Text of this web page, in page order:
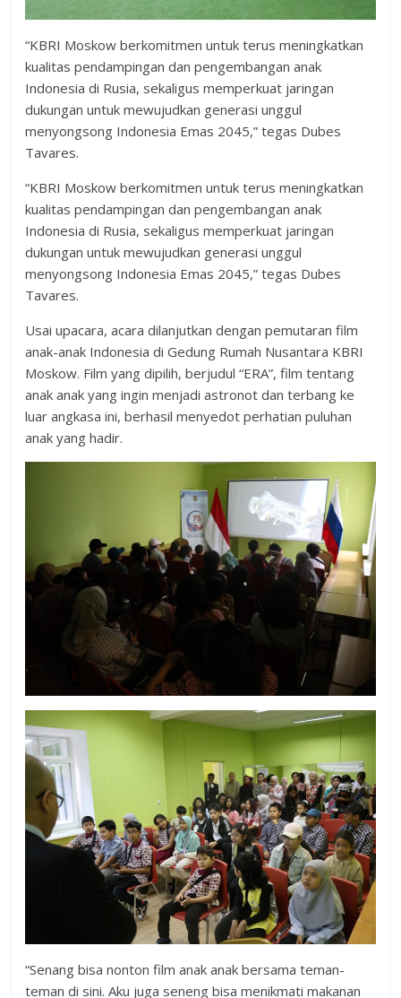
“KBRI Moskow berkomitmen untuk terus meningkatkan
kualitas pendampingan dan pengembangan anak
Indonesia di Rusia, sekaligus memperkuat jaringan
dukungan untuk mewujudkan generasi unggul
menyongsong Indonesia Emas 2045,” tegas Dubes
Tavares.
“KBRI Moskow berkomitmen untuk terus meningkatkan
kualitas pendampingan dan pengembangan anak
Indonesia di Rusia, sekaligus memperkuat jaringan
dukungan untuk mewujudkan generasi unggul
menyongsong Indonesia Emas 2045,” tegas Dubes
Tavares.
Usai upacara, acara dilanjutkan dengan pemutaran film
anak-anak Indonesia di Gedung Rumah Nusantara KBRI
Moskow. Film yang dipilih, berjudul “ERA”, film tentang
anak anak yang ingin menjadi astronot dan terbang ke
luar angkasa ini, berhasil menyedot perhatian puluhan
anak yang hadir.
“Senang bisa nonton film anak anak bersama teman-
teman di sini. Aku juga seneng bisa menikmati makanan